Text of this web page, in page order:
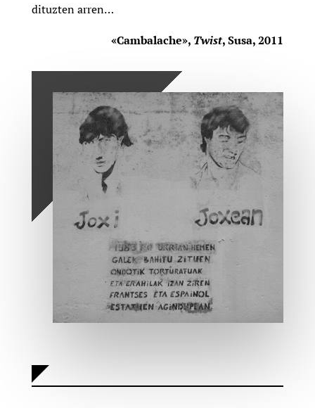
dituzten arren…
«Cambalache», Twist, Susa, 2011